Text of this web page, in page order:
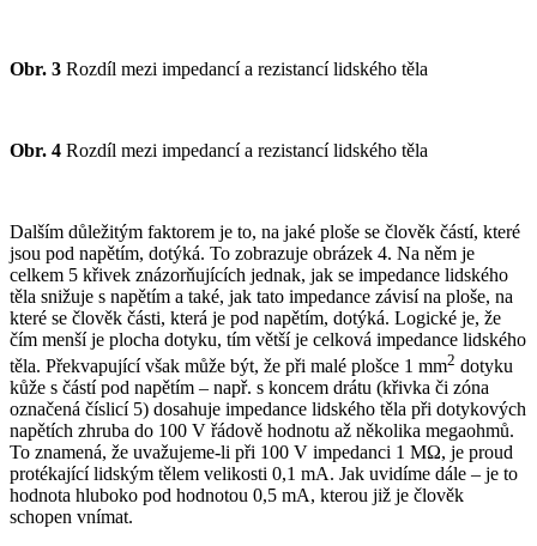
Obr. 3 Rozdíl mezi impedancí a rezistancí lidského těla
Obr. 4 Rozdíl mezi impedancí a rezistancí lidského těla
Dalším důležitým faktorem je to, na jaké ploše se člověk částí, které
jsou pod napětím, dotýká. To zobrazuje obrázek 4. Na něm je
celkem 5 křivek znázorňujících jednak, jak se impedance lidského
těla snižuje s napětím a také, jak tato impedance závisí na ploše, na
které se člověk části, která je pod napětím, dotýká. Logické je, že
čím menší je plocha dotyku, tím větší je celková impedance lidského
těla. Překvapující však může být, že při malé plošce 1 mm2 dotyku
kůže s částí pod napětím – např. s koncem drátu (křivka či zóna
označená číslicí 5) dosahuje impedance lidského těla při dotykových
napětích zhruba do 100 V řádově hodnotu až několika megaohmů.
To znamená, že uvažujeme-li při 100 V impedanci 1 MΩ, je proud
protékající lidským tělem velikosti 0,1 mA. Jak uvidíme dále – je to
hodnota hluboko pod hodnotou 0,5 mA, kterou již je člověk
schopen vnímat.